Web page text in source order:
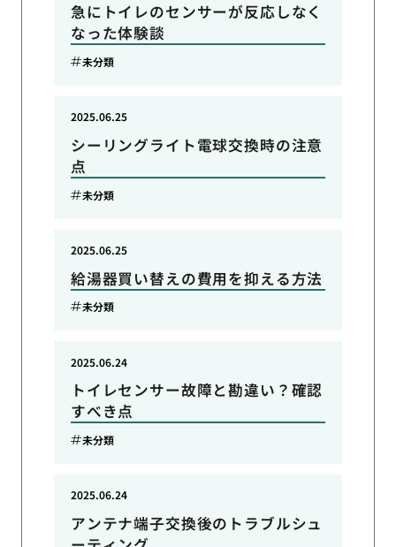
急にトイレのセンサーが反応しなく
なった体験談
未分類
シーリングライト電球交換時の注意
点
2025.06.25
未分類
給湯器買い替えの費用を抑える方法
2025.06.25
未分類
トイレセンサー故障と勘違い？確認
すべき点
2025.06.24
未分類
アンテナ端子交換後のトラブルシュ
2025.06.24